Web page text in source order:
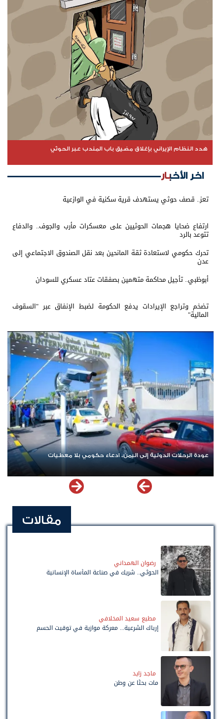
هدد النظام الإيراني بإغلاق مضيق باب المندب عبر الحوثي
اخر الأخبار
تعز.. قصف حوثي يستهدف قرية سكنية في الوازعية
ارتفاع ضحايا هجمات الحوثيين على معسكرات مأرب والجوف.. والدفاع
تتوعد بالرد
تحرك حكومي لاستعادة ثقة المانحين بعد نقل الصندوق الاجتماعي إلى
عدن
أبوظبي.. تأجيل محاكمة متهمين بصفقات عتاد عسكري للسودان
تضخم وتراجع الإيرادات يدفع الحكومة لضبط الإنفاق عبر "السقوف
المالية"
عودة الرحلات الدولية إلى اليمن.. ادعاء حكومي بلا معطيات
مقالات
رضوان الهمداني
الحوثي.. شريك في صناعة المأساة الإنسانية
مطيع سعيد المخلافي
إرباك الشرعية... معركة موازية في توقيت الحسم
ماجد زايد
مات بحثًا عن وطن